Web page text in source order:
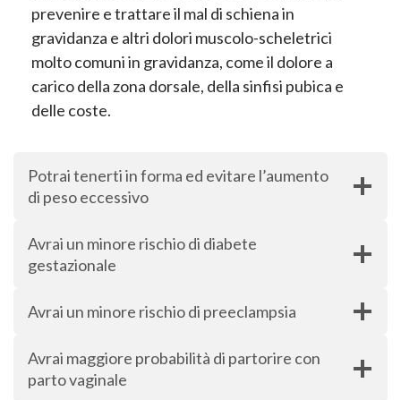
prevenire e trattare il mal di schiena in
gravidanza e altri dolori muscolo-scheletrici
molto comuni in gravidanza, come il dolore a
carico della zona dorsale, della sinfisi pubica e
delle coste.
Potrai tenerti in forma ed evitare l’aumento
di peso eccessivo
Avrai un minore rischio di diabete
gestazionale
Avrai un minore rischio di preeclampsia
Avrai maggiore probabilità di partorire con
parto vaginale